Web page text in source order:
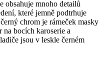
obsahuje mnoho detailů
které jemně podtrhuje
chrom je rámeček masky
bocích karoserie a
jsou v leskle černém